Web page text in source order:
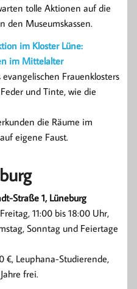
tolle Aktionen auf die
den Museumskassen.
im Kloster Lüne:
im Mittelalter
Frauenklosters
und Tinte, wie die
die Räume im
eigene Faust.
Straße 1, Lüneburg
11:00 bis 18:00 Uhr,
Sonntag und Feiertage
€, Leuphana-Studierende,
frei.